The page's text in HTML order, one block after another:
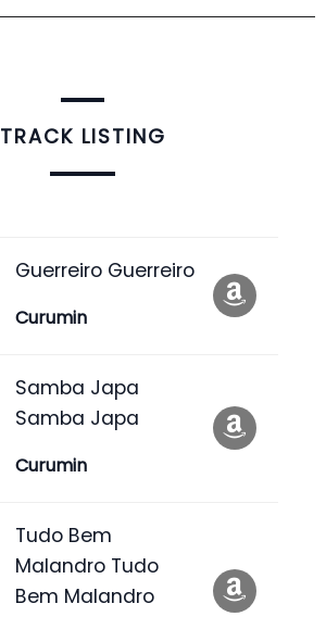
TRACK LISTING
Guerreiro Guerreiro
Curumin
Samba Japa
Samba Japa
Curumin
Tudo Bem
Malandro Tudo
Bem Malandro